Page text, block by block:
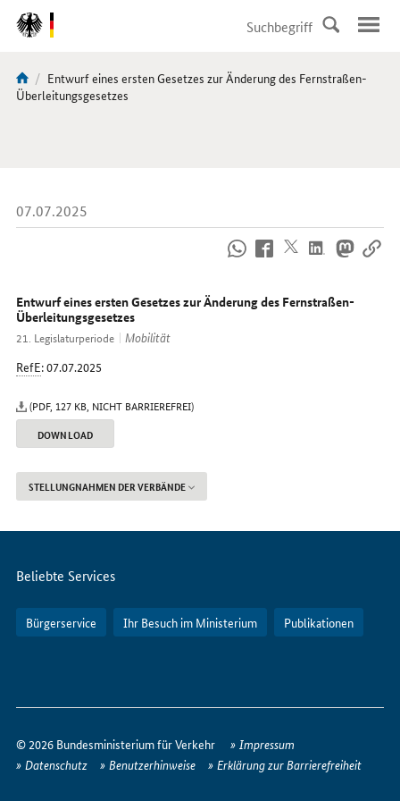
DirektZu:
Navigation
Sie
sind
Aktuelle
Seite:
Entwurf eines ersten Gesetzes zur Änderung des Fernstraßen-
Überleitungsgesetzes
07.07.2025
uns
im
Internet
Entwurf eines ersten Gesetzes zur Änderung des Fernstraßen-
Überleitungsgesetzes
21. Legislaturperiode
Mobilität
RefE: 07.07.2025
(PDF, 127 KB, NICHT BARRIEREFREI)
DOWNLOAD
STELLUNGNAHMEN DER VERBÄNDE
Servicemenü
Beliebte Services
Bürgerservice Ihr Besuch im Ministerium Publikationen
erreichen
Sie
© 2026 Bundesministerium für Verkehr
Impressum
Datenschutz
Benutzerhinweise Erklärung zur Barrierefreiheit